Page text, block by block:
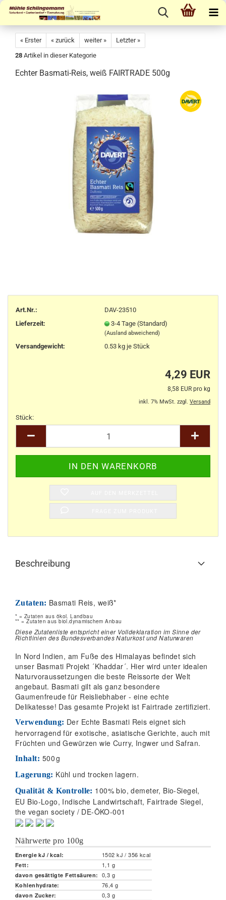
« Erster « zurück weiter »
Letzter »
28 Artikel in dieser Kategorie
Echter Basmati-Reis, weiß FAIRTRADE 500g
Art.Nr.:
DAV-23510
Lieferzeit:
3-4 Tage (Standard)
(Ausland abweichend)
Versandgewicht: 0.53kg je Stück
4,29 EUR
8,58 EUR pro kg
inkl. 7% MwSt. zzgl. Versand
Stück:
Beschreibung
Zutaten: Basmati Reis, weiß*
* = Zutaten aus ökol. Landbau
** = Zutaten aus biol.dynamischem Anbau
Diese Zutatenliste entspricht einer Volldeklaration im Sinne der
Richtlinien des Bundesverbandes Naturkost und Naturwaren
In Nord Indien, am Fuße des Himalayas befindet sich
unser Basmati Projekt ´Khaddar´. Hier wird unter idealen
Naturvoraussetzungen die beste Reissorte der Welt
angebaut. Basmati gilt als ganz besondere
Gaumenfreude für Reisliebhaber - eine echte
Delikatesse! Das gesamte Projekt ist Fairtrade zertifiziert.
Verwendung: Der Echte Basmati Reis eignet sich
hervorragend für exotische, asiatische Gerichte, auch mit
Früchten und Gewürzen wie Curry, Ingwer und Safran.
Inhalt: 500g
Lagerung: Kühl und trocken lagern.
Qualität & Kontrolle: 100% bio, demeter, Bio-Siegel,
EU Bio-Logo, Indische Landwirtschaft, Fairtrade Siegel,
the vegan society / DE-ÖKO-001
Nährwerte pro 100g
Energie kJ / kcal: 1502 kJ / 356 kcal
Fett: 1,1 g
davon gesättigte Fettsäuren: 0,3 g
Kohlenhydrate: 76,4 g
davon Zucker: 0,3 g